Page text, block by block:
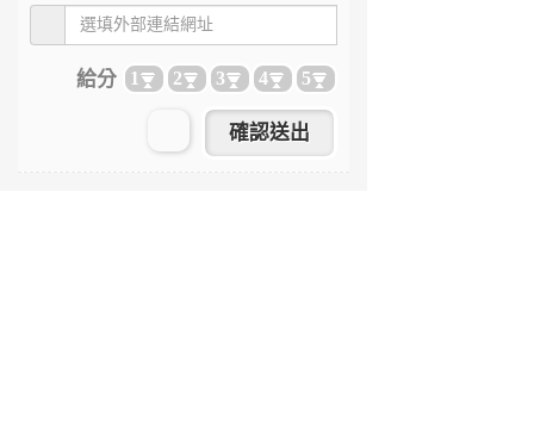
給分 1 2 3 4 5